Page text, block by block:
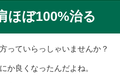
ほぼ100%治る
っていらっしゃいませんか？
か良くなったんだよね。